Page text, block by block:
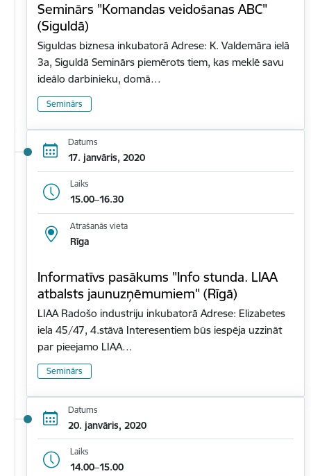
Seminārs "Komandas veidošanas ABC"
(Siguldā)
Siguldas biznesa inkubatorā Adrese: K. Valdemāra ielā
3a, Siguldā Seminārs piemērots tiem, kas meklē savu
ideālo darbinieku, domā…
Seminārs
Datums
17. janvāris, 2020
Laiks
15.00–16.30
Atrašanās vieta
Rīga
Informatīvs pasākums "Info stunda. LIAA
atbalsts jaunuzņēmumiem" (Rīgā)
LIAA Radošo industriju inkubatorā Adrese: Elizabetes
iela 45/47, 4.stāvā Interesentiem būs iespēja uzzināt
par pieejamo LIAA…
Seminārs
Datums
20. janvāris, 2020
Laiks
14.00–15.00